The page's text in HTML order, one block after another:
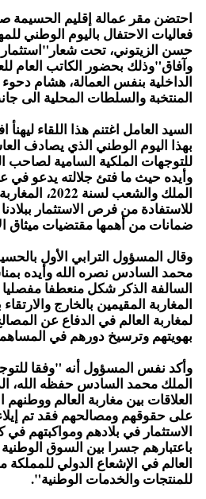
فعاليات الاحتفال باليوم الوطني
حسن الزيتوني، تحت
وآفاق"وذلك بحضور الكاتب العام
الداخلية بنفس العمالة، هشام
المنتخبة والسلطات المحلية الى
السيد العامل اغتنم هذا اللقاء ليهنأ
بهذا اليوم الوطني الذي يصادف
للتوجهات الملكية السامية لصاحب
الملك والشعب
للاستفادة من فرص الاستثمار
ضمانات من أهمها مقتضيات ميثاق
وقال المسؤول الترابي الأول
السالفة الذكر شكل منعطفا
المغاربة المقيمين بالخارج
لمغاربة العالم في الدفاع عن
بهويتهم وترسيخ دورهم في
وأكد نفس المسؤول أنه "وفقا
الملك محمد السادس حفظه الله،
العلاقات بين مغاربة العالم
على حقوقهم ومصالحهم فقد تم
الاستثمار في بلادهم ومواكبتهم
باعتبارهم جسرا بين السوق
العالم في الإشعاع الدولي
للمنتجات والخدمات الوطنية".